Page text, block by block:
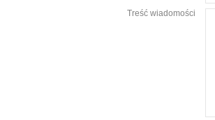
Treść wiadomości